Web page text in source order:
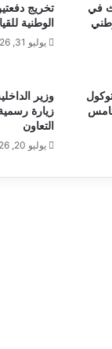
في
تخريج
الوطنية
يوليو 31, 2026
وزير
زيارة
التعاون
يوليو 20, 2026